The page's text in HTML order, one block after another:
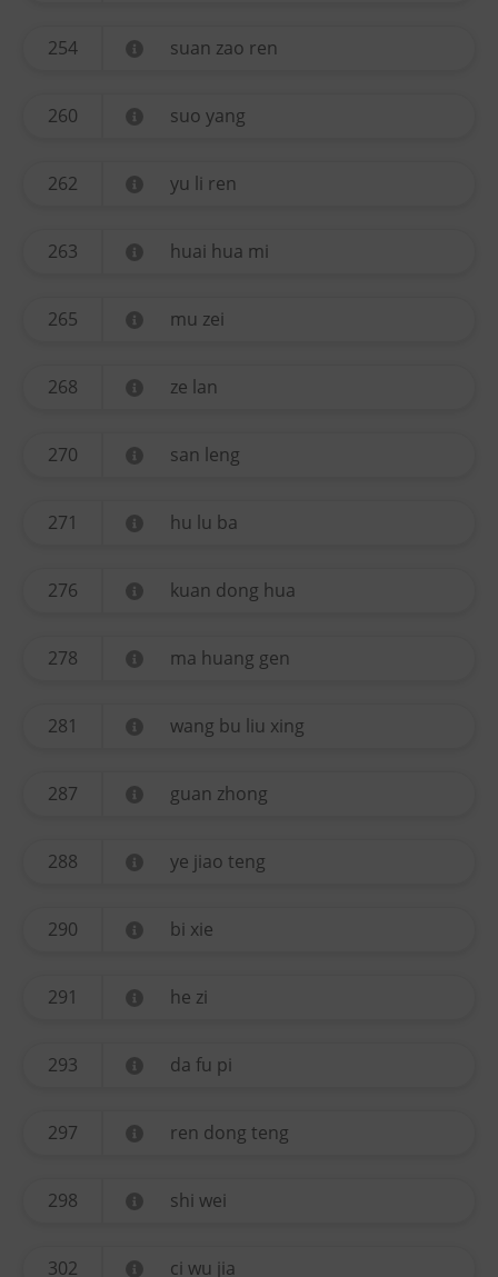
254 suan zao ren
260 suo yang
262 yu li ren
263 huai hua mi
265 mu zei
268 ze lan
270 san leng
271 hu lu ba
276 kuan dong hua
278 ma huang gen
281 wang bu liu xing
287 guan zhong
288 ye jiao teng
290 bi xie
291 he zi
293 da fu pi
297 ren dong teng
298 shi wei
302 ci wu jia